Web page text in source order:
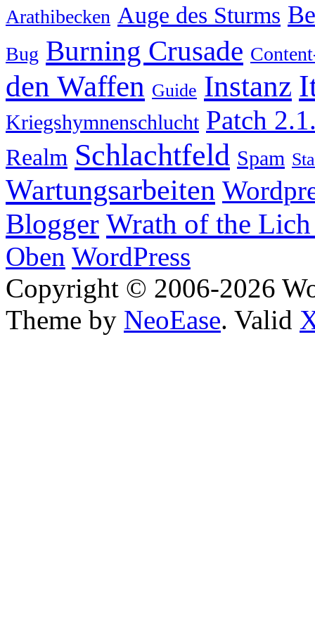
Arathibecken Auge des Sturms
Bug Burning Crusade
den Waffen Guide Instanz
Kriegshymnenschlucht Patch
Realm Schlachtfeld Spam
Wartungsarbeiten
Blogger Wrath of the
Oben WordPress
Copyright © 2006-2026
Theme by NeoEase. Valid